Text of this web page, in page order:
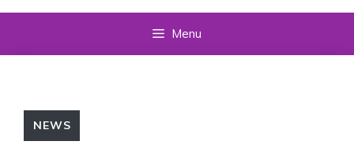
Menu
NEWS